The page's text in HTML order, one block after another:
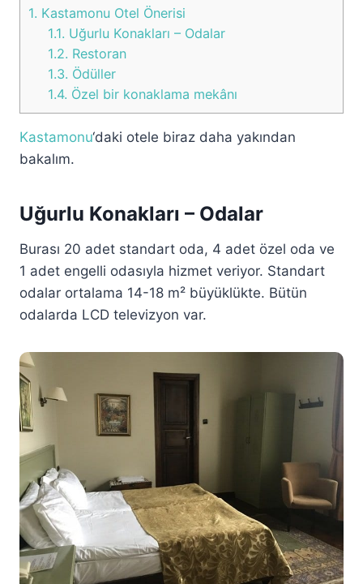
1. Kastamonu Otel Önerisi
1.1. Uğurlu Konakları – Odalar
1.2. Restoran
1.3. Ödüller
1.4. Özel bir konaklama mekânı
Kastamonu‘daki otele biraz daha yakından
bakalım.
Uğurlu Konakları – Odalar
Burası 20 adet standart oda, 4 adet özel oda ve
1 adet engelli odasıyla hizmet veriyor. Standart
odalar ortalama 14-18 m² büyüklükte. Bütün
odalarda LCD televizyon var.